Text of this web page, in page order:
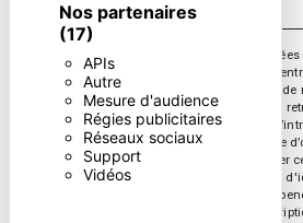
Nos partenaires
(17)
APIs
Autre
Mesure d'audience
Régies publicitaires
Réseaux sociaux
Support
Vidéos
** Les données personnelles
de vous contacter. Elles sont destinées à
traitants. Vous disposez de droits d’accès,
de portabilité, de limitation, d’opposition, de
consentement à tout moment et du droit
auprès d’une autorité de contrôle, ainsi que
données post-mortem. Vous pouvez exercer
ou par courrier électronique. Un justificatif
demandé. Nous conservons vos données
de contact puis pendant la durée de